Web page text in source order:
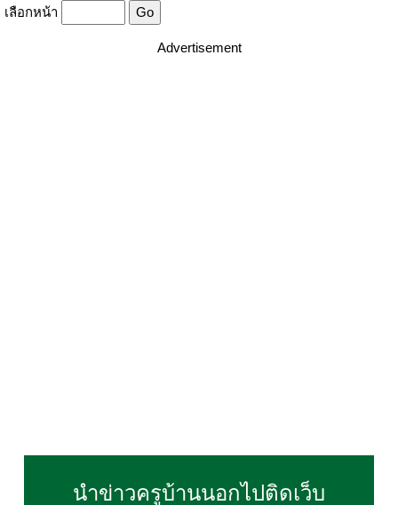
เลือกหน้า
Advertisement
นำข่าวครูบ้านนอกไปติดเว็บ